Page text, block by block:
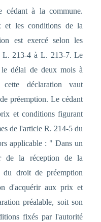
cédant à la commune.
et les conditions de la
est exercé selon les
L. 213-4 à L. 213-7. Le
délai de deux mois à
déclaration vaut
préemption. Le cédant
et conditions figurant
de l'article R. 214-5 du
applicable : " Dans un
de la réception de la
du droit de préemption
d'acquérir aux prix et
préalable, soit son
fixés par l'autorité